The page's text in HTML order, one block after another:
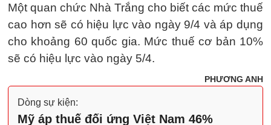
Một quan chức Nhà Trắng cho biết các mức thuế
cao hơn sẽ có hiệu lực vào ngày 9/4 và áp dụng
cho khoảng 60 quốc gia. Mức thuế cơ bản 10%
sẽ có hiệu lực vào ngày 5/4.
PHƯƠNG ANH
Dòng sự kiện:
Mỹ áp thuế đối ứng Việt Nam 46%